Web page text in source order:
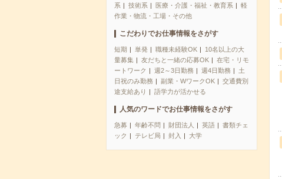
系
技術系 医療・介護・福祉・教育系
軽
作業・物流・工場・その他
こだわりでお仕事情報をさがす
短期 単発 職種未経験OK
10名以上の大
量募集
友だちと一緒の応募OK
在宅・リモ
ートワーク
週2～3日勤務 週4日勤務
土
日祝のみ勤務
副業・WワークOK
交通費別
途支給あり
語学力が活かせる
人気のワードでお仕事情報をさがす
急募 年齢不問 財団法人 英語
書類チェ
ック
テレビ局 封入 大学